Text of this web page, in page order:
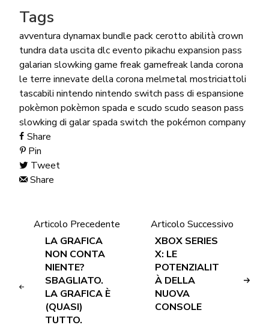
Tags
avventura dynamaxbundle packcerotto abilità crown
tundra data uscita dlcevento pikachu expansion pass
galarian slowking game freakgamefreaklanda corona
le terre innevate della corona melmetalmostriciattoli
tascabili nintendo nintendo switch pass di espansione
pokèmon pokèmon spada e scudo scudo season pass
slowking di galarspada switch the pokémon company
Share
Pin
Tweet
Share
Articolo Precedente
LA GRAFICA
NON CONTA
NIENTE?
SBAGLIATO.
LA GRAFICA È
(QUASI)
TUTTO.
Articolo Successivo
XBOX SERIES
X: LE
POTENZIALIT
À DELLA
NUOVA
CONSOLE